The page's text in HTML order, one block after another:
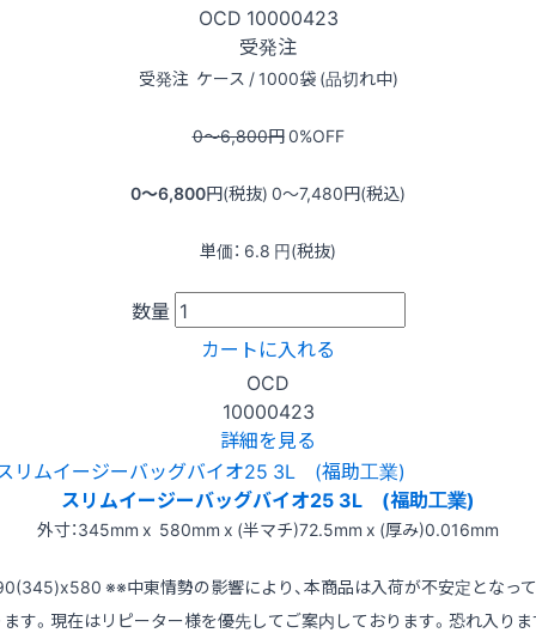
OCD 10000423
受発注
受発注 ケース / 1000袋 (品切れ中)
0〜6,800円0%OFF
0〜6,800円(税抜) 0〜7,480円(税込)
単価： 6.8 円(税抜)
数量
カートに入れる
OCD
10000423
詳細を見る
スリムイージーバッグバイオ25 3L (福助工業)
外寸：345mm x 580mm x (半マチ)72.5mm x (厚み)0.016mm
※※中東情勢の影響により、本商品は入荷が不安定となっ
す。現在はリピーター様を優先してご案内しております。恐れ入り